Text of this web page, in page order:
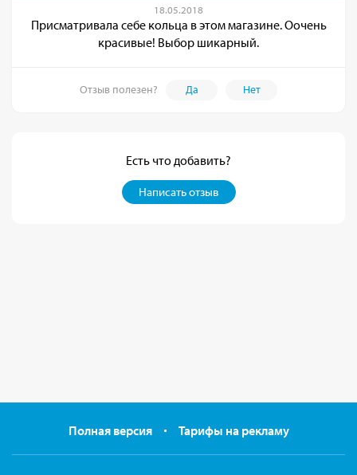
18.05.2018
Присматривала себе кольца в этом магазине. Оочень
красивые! Выбор шикарный.
Отзыв полезен? Да Нет
Есть что добавить?
Написать отзыв
Полная версия Тарифы на рекламу